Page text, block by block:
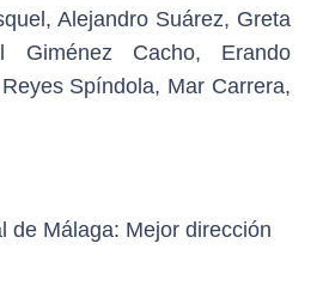
Alejandro Suárez, Greta
Giménez Cacho, Erando
Spíndola, Mar Carrera,
de Málaga: Mejor dirección